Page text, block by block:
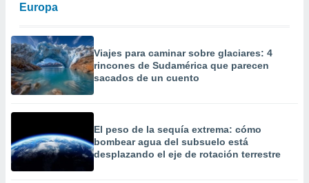
Europa
Viajes para caminar sobre glaciares: 4
rincones de Sudamérica que parecen
sacados de un cuento
El peso de la sequía extrema: cómo
bombear agua del subsuelo está
desplazando el eje de rotación terrestre